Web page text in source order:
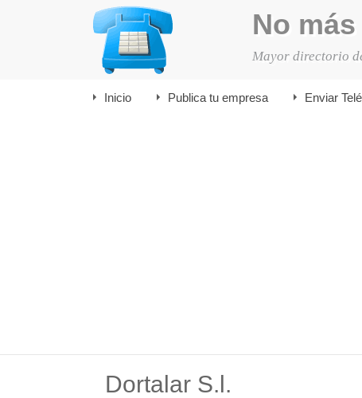
No más
Mayor directorio
Inicio Publica tu empresa Enviar
Dortalar S.l.